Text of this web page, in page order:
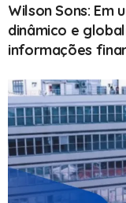
Wilson Sons: Em
dinâmico e
informações